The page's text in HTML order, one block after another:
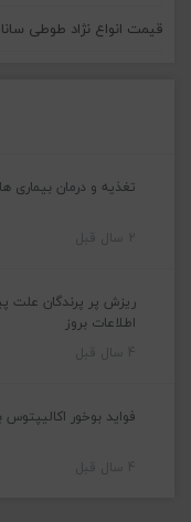
قیمت انواع نژاد طوطی
تغذیه و درمان بیماری
ریزش پر پرندگان علت
اطلاعات بروز
4 سال قبل
فواید بوخور اکالیپتوس
4 سال قبل